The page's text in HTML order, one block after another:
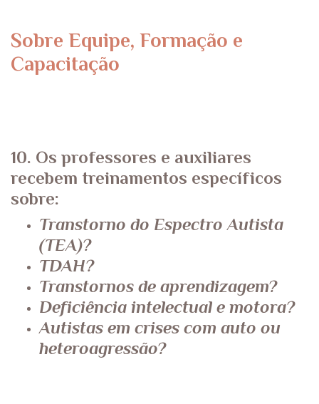
Sobre Equipe, Formação e
Capacitação
10. Os professores e auxiliares
recebem treinamentos específicos
sobre:
Transtorno do Espectro Autista
(TEA)?
TDAH?
Transtornos de aprendizagem?
Deficiência intelectual e motora?
Autistas em crises com auto ou
heteroagressão?